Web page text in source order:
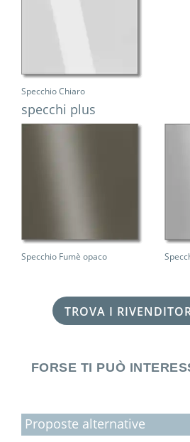
Specchio Chiaro
specchi plus
Specchio Fumè opaco
TROVA I
FORSE TI PUÒ
Proposte alternative